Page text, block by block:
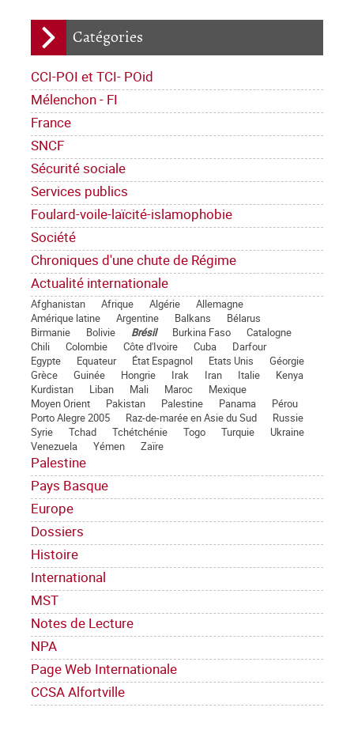
Catégories
CCI-POI et TCI- POid
Mélenchon - FI
France
SNCF
Sécurité sociale
Services publics
Foulard-voile-laïcité-islamophobie
Société
Chroniques d'une chute de Régime
Actualité internationale
Afghanistan Afrique Algérie
Allemagne
Amérique latine
Argentine Balkans
Bélarus
Birmanie
Bolivie Brésil Burkina Faso
Catalogne
Chili
Colombie Côte d'Ivoire Cuba
Darfour
Egypte
Equateur État Espagnol Etats Unis
Géorgie
Grèce
Guinée Hongrie Irak Iran Italie
Kenya
Kurdistan
Liban Mali Maroc
Mexique
Moyen Orient
Pakistan Palestine Panama
Pérou
Porto Alegre 2005
Raz-de-marée en Asie du Sud
Russie
Syrie
Tchad Tchétchénie Togo Turquie
Ukraine
Venezuela
Yémen Zaïre
Palestine
Pays Basque
Europe
Dossiers
Histoire
International
MST
Notes de Lecture
NPA
Page Web Internationale
CCSA Alfortville